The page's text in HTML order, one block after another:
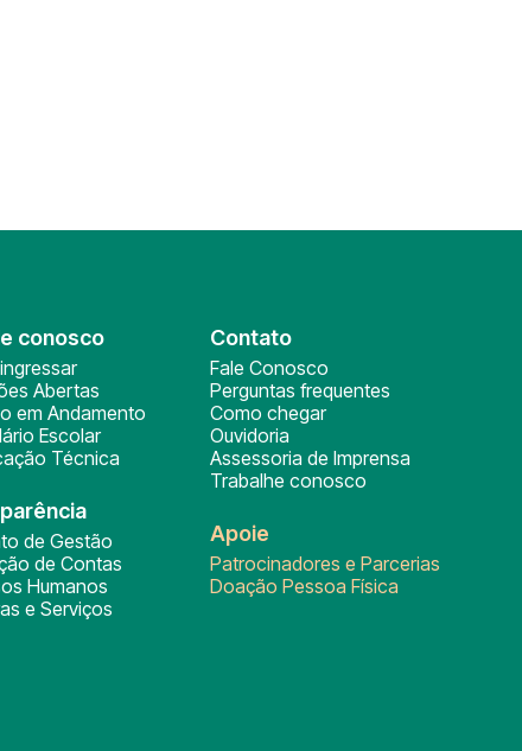
conosco
Abertas
em Andamento
Escolar
Técnica
de Gestão
de Contas
Humanos
e Serviços
Contato
Fale Conosco
Perguntas frequentes
Como chegar
Ouvidoria
Assessoria de Imprensa
Trabalhe conosco
Apoie
Patrocinadores e Parcerias
Doação Pessoa Física